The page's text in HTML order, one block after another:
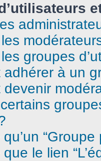
groupes
adhérer à un
devenir
qu’un
que le lien